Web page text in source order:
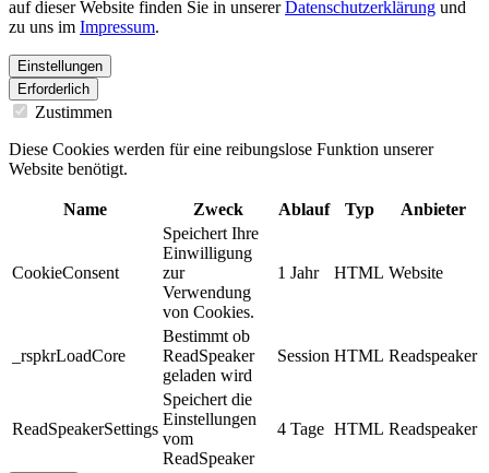
auf dieser Website finden Sie in unsererDatenschutzerklärung und
zu uns im Impressum.
Einstellungen
Erforderlich
Zustimmen
Diese Cookies werden für eine reibungslose Funktion unserer
Website benötigt.
Name Zweck Ablauf Typ Anbieter
CookieConsent
Speichert Ihre
Einwilligung
zur
Verwendung
von Cookies.
1 Jahr HTML Website
_rspkrLoadCore
Bestimmt ob
ReadSpeaker
geladen wird
Session HTML Readspeaker
ReadSpeakerSettings
Speichert die
Einstellungen
vom
ReadSpeaker
4 Tage HTML Readspeaker